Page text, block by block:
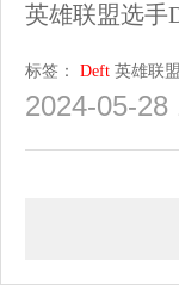
英雄联盟选手
标签： Deft 英雄联盟
2024-05-28